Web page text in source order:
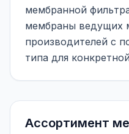
мембранной
мембраны ведущих
производителей с
типа для
Ассортимент